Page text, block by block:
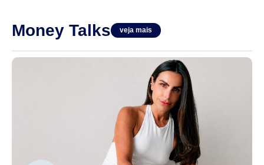
Money Talks veja mais